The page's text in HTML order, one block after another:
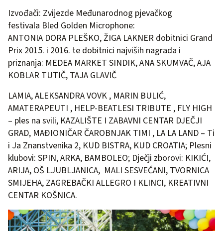
Izvođači: Zvijezde Međunarodnog pjevačkog
festivala Bled Golden Microphone:
ANTONIA DORA PLEŠKO, ŽIGA LAKNER dobitnici Grand
Prix 2015. i 2016. te dobitnici najviših nagrada i
priznanja: MEDEA MARKET SINDIK, ANA SKUMVAČ, AJA
KOBLAR TUTIČ, TAJA GLAVIČ
LAMIA, ALEKSANDRA VOVK , MARIN BULIĆ,
AMATERAPEUTI , HELP-BEATLESI TRIBUTE , FLY HIGH
– ples na svili, KAZALIŠTE I ZABAVNI CENTAR DJEČJI
GRAD, MAĐIONIČAR ČAROBNJAK TIMI , LA LA LAND – Ti
i Ja Znanstvenika 2, KUD BISTRA, KUD CROATIA; Plesni
klubovi: SPIN, ARKA, BAMBOLEO; Dječji zborovi: KIKIĆI,
ARIJA, OŠ LJUBLJANICA, MALI SESVEĆANI, TVORNICA
SMIJEHA, ZAGREBAČKI ALLEGRO I KLINCI, KREATIVNI
CENTAR KOŠNICA.